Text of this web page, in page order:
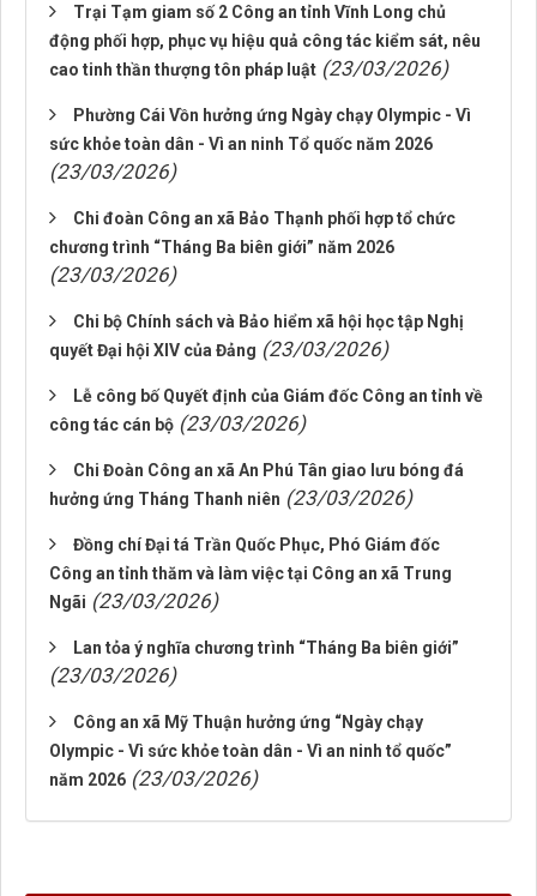
Trại Tạm giam số 2 Công an tỉnh Vĩnh Long chủ
động phối hợp, phục vụ hiệu quả công tác kiểm sát, nêu
cao tinh thần thượng tôn pháp luật (23/03/2026)
Phường Cái Vồn hưởng ứng Ngày chạy Olympic - Vì
sức khỏe toàn dân - Vì an ninh Tổ quốc năm 2026
(23/03/2026)
Chi đoàn Công an xã Bảo Thạnh phối hợp tổ chức
chương trình “Tháng Ba biên giới” năm 2026
(23/03/2026)
Chi bộ Chính sách và Bảo hiểm xã hội học tập Nghị
quyết Đại hội XIV của Đảng (23/03/2026)
Lễ công bố Quyết định của Giám đốc Công an tỉnh về
công tác cán bộ (23/03/2026)
Chi Đoàn Công an xã An Phú Tân giao lưu bóng đá
hưởng ứng Tháng Thanh niên (23/03/2026)
Đồng chí Đại tá Trần Quốc Phục, Phó Giám đốc
Công an tỉnh thăm và làm việc tại Công an xã Trung
Ngãi (23/03/2026)
Lan tỏa ý nghĩa chương trình “Tháng Ba biên giới”
(23/03/2026)
Công an xã Mỹ Thuận hưởng ứng “Ngày chạy
Olympic - Vì sức khỏe toàn dân - Vì an ninh tổ quốc”
năm 2026 (23/03/2026)